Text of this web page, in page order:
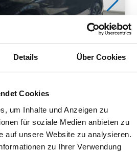
Details Über Cookies
Cookies
um Inhalte und Anzeigen zu
für soziale Medien anbieten zu
auf unsere Website zu analysieren.
zu Ihrer Verwendung
0km
inkl. MwSt.
5 Türen
6 Zylinder